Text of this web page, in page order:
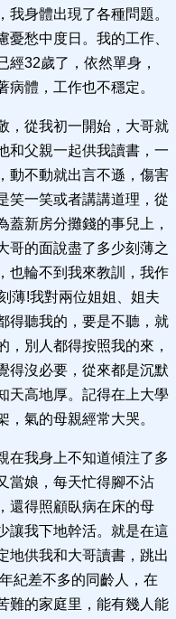
身體出現了各種問題。
愁中度日。我的工作、
經32歲了，依然單身，
體，工作也不穩定。
，從我初一開始，大哥就
和父親一起供我讀書，一
動不動就出言不遜，傷害
笑一笑或者講講道理，從
蓋新房分攤錢的事兒上，
哥的面說盡了多少刻薄之
也輪不到我來教訓，我作
薄!我對兩位姐姐、姐夫
得聽我的，要是不聽，就
，別人都得按照我的來，
得沒必要，從來都是沉默
天高地厚。記得在上大學
，氣的母親經常大哭。
在我身上不知道傾注了多
當娘，每天忙得腳不沾
還得照顧臥病在床的母
讓我下地幹活。就是在這
地供我和大哥讀書，跳出
紀差不多的同齡人，在
難的家庭里，能有幾人能